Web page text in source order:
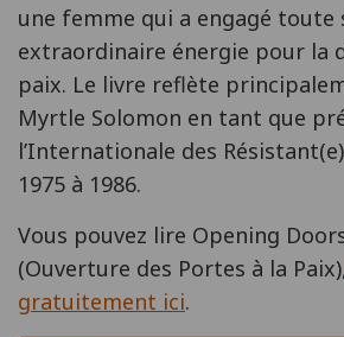
une femme qui a engagé toute
extraordinaire énergie pour la
paix. Le livre reflète
Myrtle Solomon en tant que
l’Internationale des
1975 à 1986.
Vous pouvez lire Opening
(Ouverture des Portes à la
gratuitement ici.